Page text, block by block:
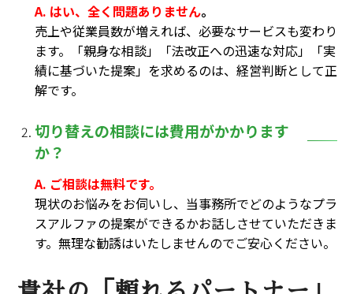
A. はい、全く問題ありません。
売上や従業員数が増えれば、必要なサービスも変わり
ます。「親身な相談」「法改正への迅速な対応」「実
績に基づいた提案」を求めるのは、経営判断として正
解です。
切り替えの相談には費用がかかります
か？
A. ご相談は無料です。
現状のお悩みをお伺いし、当事務所でどのようなプラ
スアルファの提案ができるかお話しさせていただきま
す。無理な勧誘はいたしませんのでご安心ください。